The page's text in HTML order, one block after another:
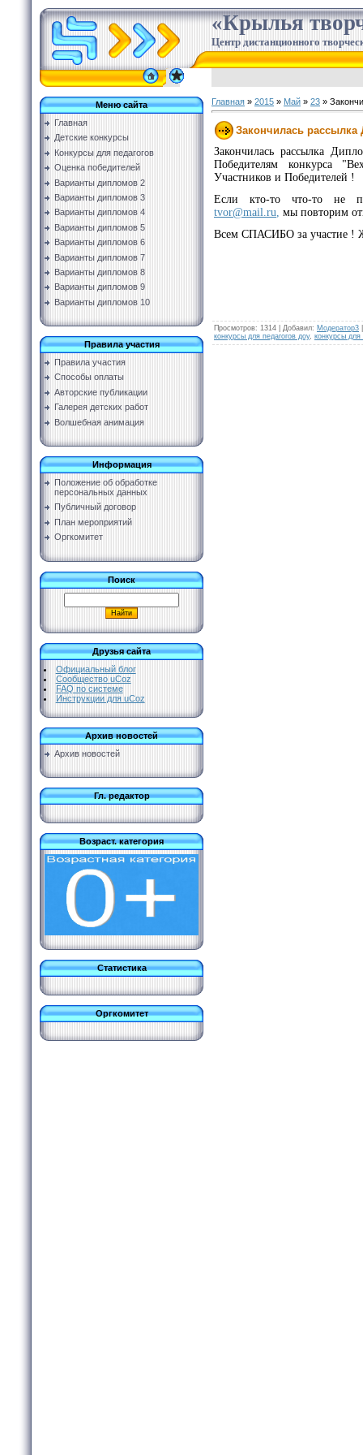
«Крылья
Центр дистанционного
Меню сайта
Главная
Детские конкурсы
Конкурсы для педагогов
Оценка победителей
Варианты дипломов 2
Варианты дипломов 3
Варианты дипломов 4
Варианты дипломов 5
Варианты дипломов 6
Варианты дипломов 7
Варианты дипломов 8
Варианты дипломов 9
Варианты дипломов 10
Правила участия
Правила участия
Способы оплаты
Авторские публикации
Галерея детских работ
Волшебная анимация
Информация
Положение об обработке
персональных данных
Публичный договор
План мероприятий
Оргкомитет
Поиск
Друзья сайта
Официальный блог
Сообщество uCoz
FAQ по системе
Инструкции для uCoz
Архив новостей
Архив новостей
Гл. редактор
Возраст. категория
Статистика
Оргкомитет
Главная » 2015 » Май » 23 »
Закончилась
Закончилась рассылка
Победителям конкурса
Участников и Победителей !
Если кто-то что-то не
tvor@mail.ru мы повторим
Всем СПАСИБО за участие !
Просмотров: 1314 Добавил: Модератор3
конкурсы для педагогов доу, конкурсы